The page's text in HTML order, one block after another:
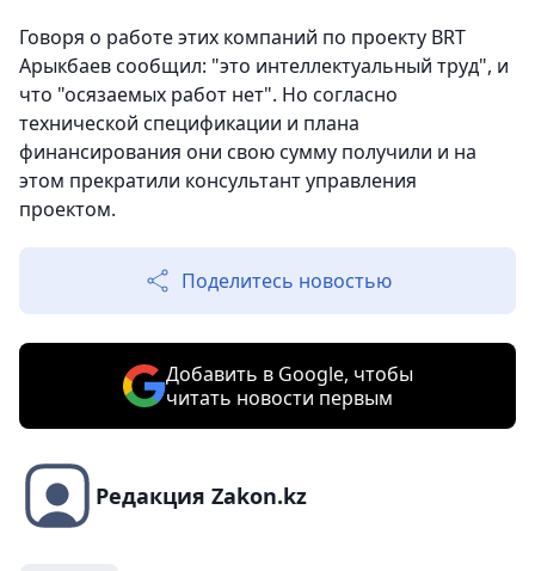
Говоря о работе этих компаний по проекту BRT
Арыкбаев сообщил: "это интеллектуальный труд", и
что "осязаемых работ нет". Но согласно
технической спецификации и плана
финансирования они свою сумму получили и на
этом прекратили консультант управления
проектом.
Поделитесь новостью
Добавить в Google, чтобы
читать новости первым
Редакция Zakon.kz